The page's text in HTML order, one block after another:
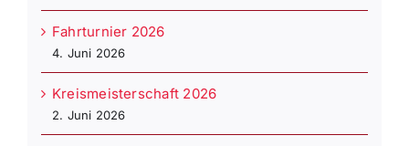
Fahrturnier 2026
4. Juni 2026
Kreismeisterschaft 2026
2. Juni 2026